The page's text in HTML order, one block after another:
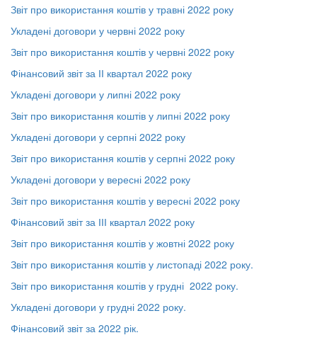
Звіт про використання коштів у травні 2022 року
Укладені договори у червні 2022 року
Звіт про використання коштів у червні 2022 року
Фінансовий звіт за ІІ квартал 2022 року
Укладені договори у липні 2022 року
Звіт про використання коштів у липні 2022 року
Укладені договори у серпні 2022 року
Звіт про використання коштів у серпні 2022 року
Укладені договори у вересні 2022 року
Звіт про використання коштів у вересні 2022 року
Фінансовий звіт за ІІІ квартал 2022 року
Звіт про використання коштів у жовтні 2022 року
Звіт про використання коштів у листопаді 2022 року.
Звіт про використання коштів у грудні 2022 року.
Укладені договори у грудні 2022 року.
Фінансовий звіт за 2022 рік.